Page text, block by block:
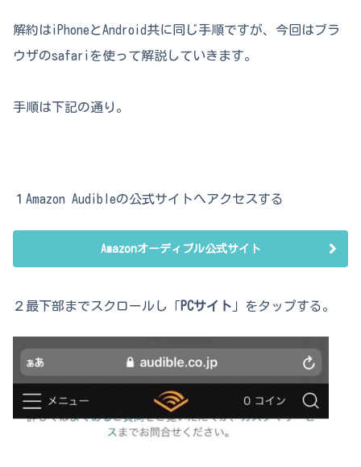
解約はiPhoneとAndroid共に同じ手順ですが、今回はブラ
ウザのsafariを使って解説していきます。
手順は下記の通り。
１Amazon Audibleの公式サイトへアクセスする
Amazonオーディブル公式サイト
２最下部までスクロールし「 PCサイト 」をタップする。